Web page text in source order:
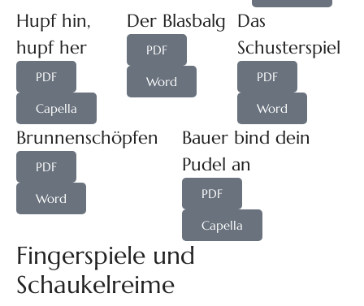
Hupf hin,
hupf her
PDF
Capella
Der Blasbalg
PDF
Word
Das
Schusterspiel
PDF
Word
Brunnenschöpfen
PDF
Word
Bauer bind dein
Pudel an
PDF
Capella
Fingerspiele und
Schaukelreime